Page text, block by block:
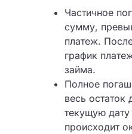
свою задолженность:
Частичное
сумму,
платеж. После
график
срок займа.
Полное
весь остаток